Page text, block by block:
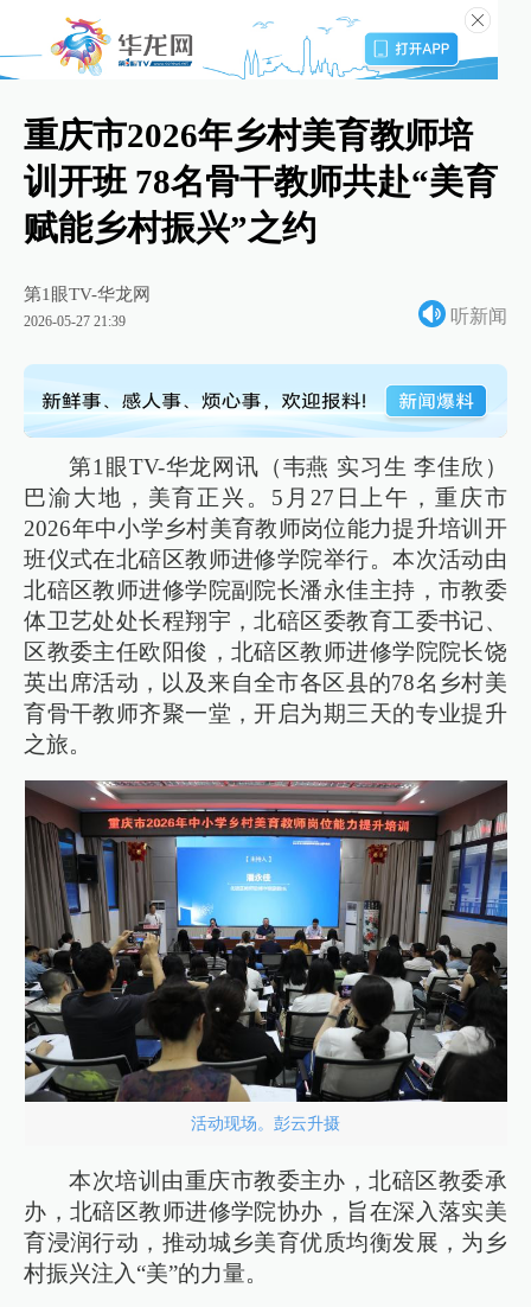
重庆市2026年乡村美育教师培
训开班 78名骨干教师共赴“美育
赋能乡村振兴”之约
第1眼TV-华龙网
2026-05-27 21:39 听新闻
第1眼TV-华龙网讯（韦燕 实习生 李佳欣）
巴渝大地，美育正兴。5月27日上午，重庆市
2026年中小学乡村美育教师岗位能力提升培训开
班仪式在北碚区教师进修学院举行。本次活动由
北碚区教师进修学院副院长潘永佳主持，市教委
体卫艺处处长程翔宇，北碚区委教育工委书记、
区教委主任欧阳俊，北碚区教师进修学院院长饶
英出席活动，以及来自全市各区县的78名乡村美
育骨干教师齐聚一堂，开启为期三天的专业提升
之旅。
活动现场。彭云升摄
本次培训由重庆市教委主办，北碚区教委承
办，北碚区教师进修学院协办，旨在深入落实美
育浸润行动，推动城乡美育优质均衡发展，为乡
村振兴注入“美”的力量。